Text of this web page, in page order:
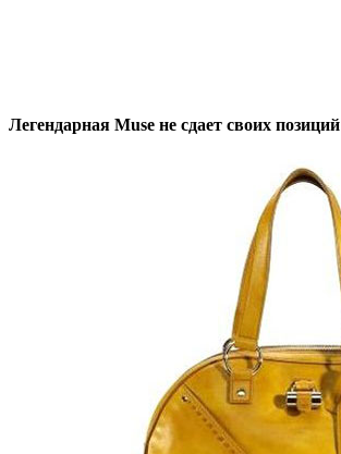
Легендарная Muse не сдает своих позиций